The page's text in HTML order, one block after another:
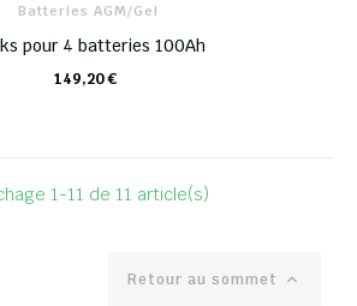
Batteries AGM/Gel
pour 4 batteries 100Ah
149,20 €
CHARIOT
1-11 de 11 article(s)
Retour au sommet 